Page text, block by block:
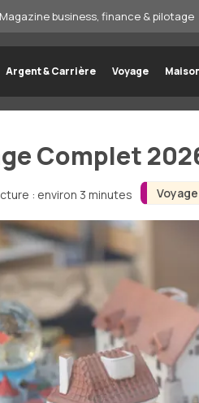
business, finance & pilotage
Argent & Carrière Voyage
Voyage
Complet
: environ 3 minutes